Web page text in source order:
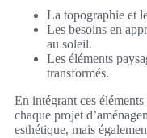
La topographie et
Les besoins en
au soleil.
Les éléments
transformés.
En intégrant ces
chaque projet
esthétique, mais